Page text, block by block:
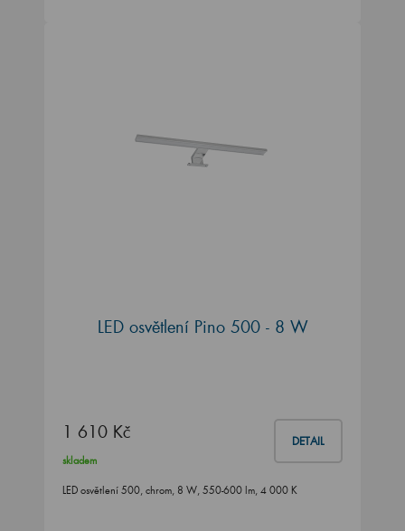
LED osvětlení Pino 500 - 8 W
1 610 Kč DETAIL
skladem
LED osvětlení 500, chrom, 8 W, 550-600 lm, 4 000 K